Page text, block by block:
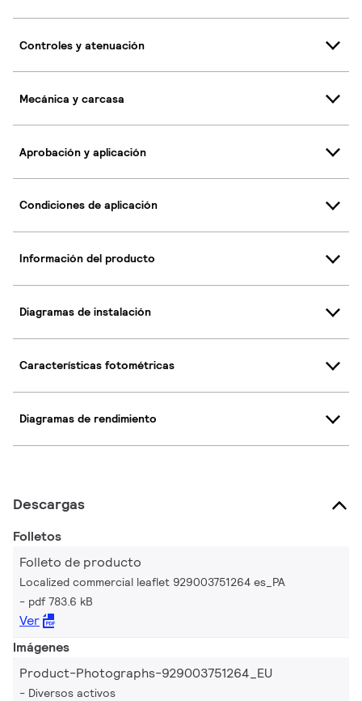
Controles y atenuación
Mecánica y carcasa
Aprobación y aplicación
Condiciones de aplicación
Información del producto
Diagramas de instalación
Características fotométricas
Diagramas de rendimiento
Descargas
Folletos
Folleto de producto
Localized commercial leaflet 929003751264 es_PA
pdf 783.6 kB
Ver
Imágenes
Product-Photographs-929003751264_EU
Diversos activos